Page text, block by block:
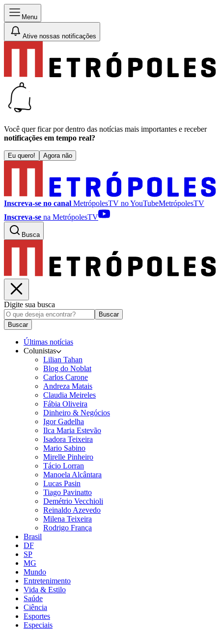
Menu
Ative nossas notificações
Você quer ficar por dentro das notícias mais importantes e receber
notificações em tempo real?
Eu quero! Agora não
Inscreva-se no canal MetrópolesTV noYouTubeMetrópolesTV
Inscreva-se na MetrópolesTV
Busca
Digite sua busca
Buscar
Buscar
Últimas notícias
Colunistas
Lilian Tahan
Blog do Noblat
Carlos Carone
Andreza Matais
Claudia Meireles
Fábia Oliveira
Dinheiro & Negócios
Igor Gadelha
Ilca Maria Estevão
Isadora Teixeira
Mario Sabino
Mirelle Pinheiro
Tácio Lorran
Manoela Alcântara
Lucas Pasin
Tiago Pavinatto
Demétrio Vecchioli
Reinaldo Azevedo
Milena Teixeira
Rodrigo França
Brasil
DF
SP
MG
Mundo
Entretenimento
Vida & Estilo
Saúde
Ciência
Esportes
Especiais